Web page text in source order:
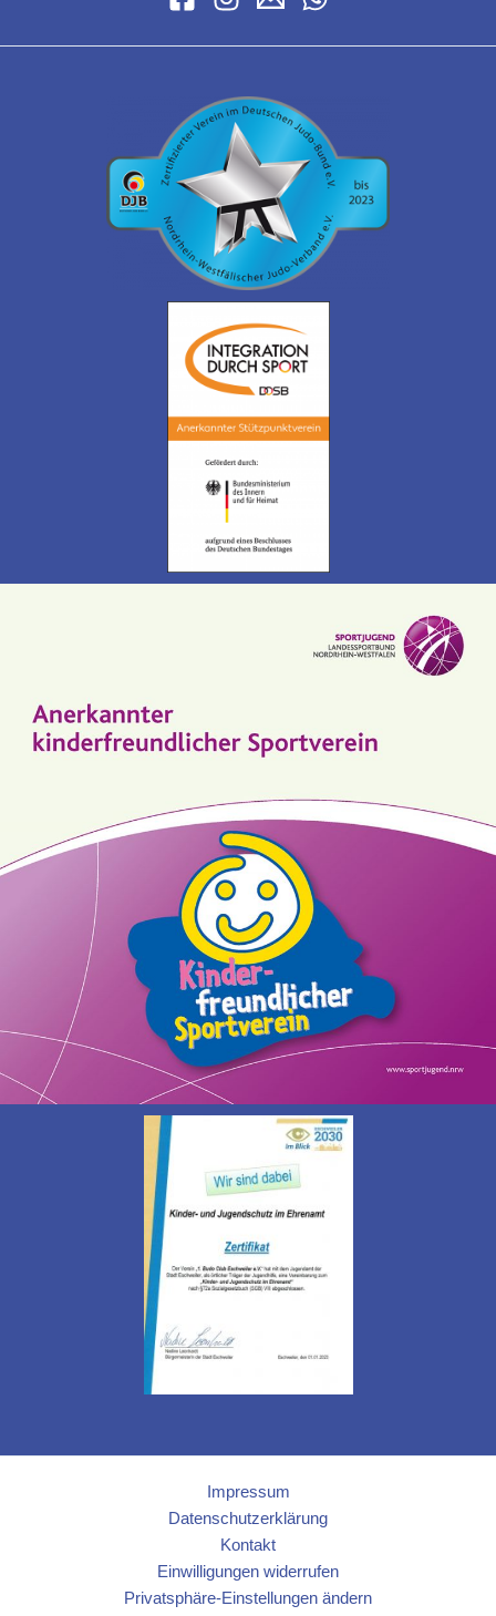
Impressum
Datenschutzerklärung
Kontakt
Einwilligungen widerrufen
Privatsphäre-Einstellungen ändern